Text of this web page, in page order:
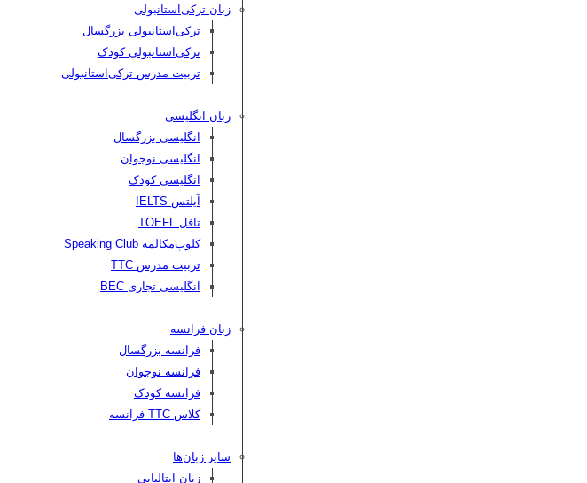
زبان ترکی‌استانبولی
ترکی‌استانبولی بزرگسال
ترکی‌استانبولی کودک
تربیت مدرس ترکی‌استانبولی
زبان انگلیسی
انگلیسی بزرگسال
انگلیسی نوجوان
انگلیسی کودک
آیلتس IELTS
تافل TOEFL
کلوپ‌مکالمه Speaking Club
تربیت مدرس TTC
انگلیسی تجاری BEC
زبان فرانسه
فرانسه بزرگسال
فرانسه نوجوان
فرانسه کودک
کلاس TTC فرانسه
سایر زبان‌ها
زبان ایتالیایی